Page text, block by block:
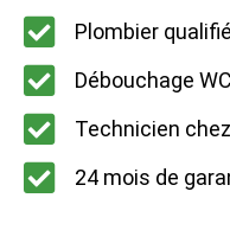
Plombier
Débouchage
Technicien
24 mois de